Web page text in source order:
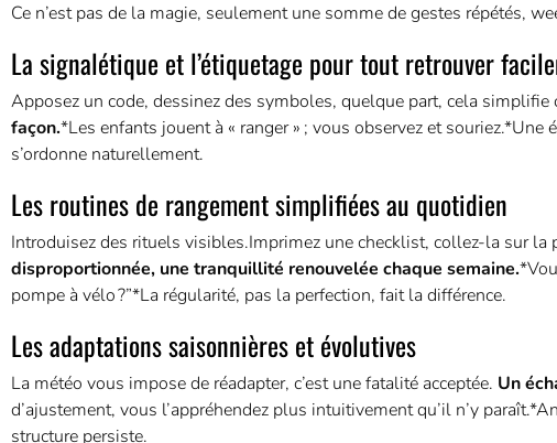
Ce n’est pas de la magie, seulement une somme de gestes répétés,
La signalétique et l’étiquetage pour tout retrouver
Apposez un code, dessinez des symboles, quelque part, cela simplifie
façon.*Les enfants jouent à « ranger » ; vous observez et
s’ordonne naturellement.
Les routines de rangement simplifiées au quotidien
Introduisez des rituels visibles.Imprimez une checklist, collez-la sur la
disproportionnée, une tranquillité renouvelée chaque semaine.
pompe à vélo ?”*La régularité, pas la perfection, fait la différence.
Les adaptations saisonnières et évolutives
La météo vous impose de réadapter, c’est une fatalité acceptée. Un
d’ajustement, vous l’appréhendez plus intuitivement qu’il n’y
structure persiste.